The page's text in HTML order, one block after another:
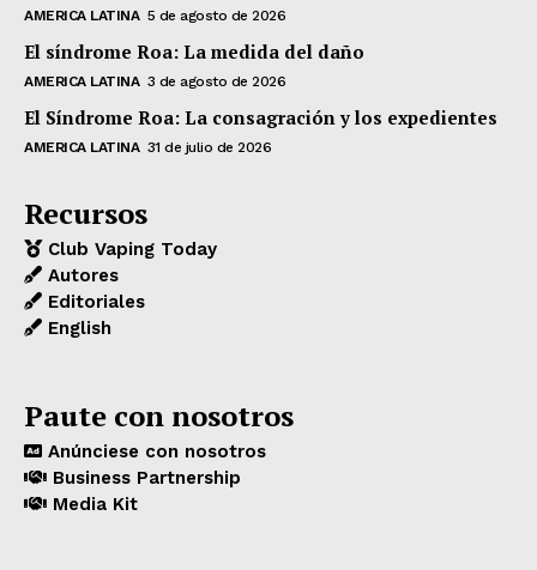
AMERICA LATINA 5 de agosto de 2026
El síndrome Roa: La medida del daño
AMERICA LATINA 3 de agosto de 2026
El Síndrome Roa: La consagración y los expedientes
AMERICA LATINA 31 de julio de 2026
Recursos
Club Vaping Today
Autores
Editoriales
English
Paute con nosotros
Anúnciese con nosotros
Business Partnership
Media Kit